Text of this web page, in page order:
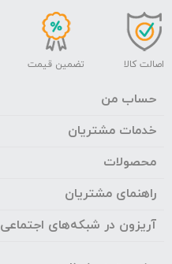
اصالت کالا تضمین قیمت
حساب من
خدمات مشتریان
محصولات
راهنمای مشتریان
آریزون در شبکه‌های اجتماعی